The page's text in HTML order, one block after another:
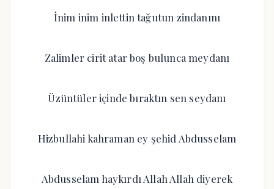
İnim inim inlettin tağutun zindanını
Zalimler cirit atar boş bulunca meydanı
Üzüntüler içinde bıraktın sen seydanı
Hizbullahi kahraman ey şehid Abdusselam
Abdusselam haykırdı Allah Allah diyerek